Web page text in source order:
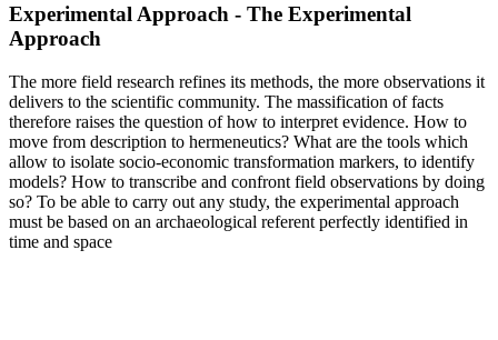
Experimental Approach - The Experimental
Approach
The more field research refines its methods, the more observations it
delivers to the scientific community. The massification of facts
therefore raises the question of how to interpret evidence. How to
move from description to hermeneutics? What are the tools which
allow to isolate socio-economic transformation markers, to identify
models? How to transcribe and confront field observations by doing
so? To be able to carry out any study, the experimental approach
must be based on an archaeological referent perfectly identified in
time and space